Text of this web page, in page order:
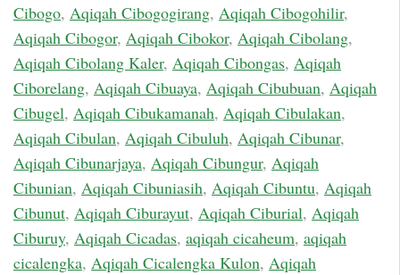
Cibogo, Aqiqah Cibogogirang, Aqiqah Cibogohilir,
Aqiqah Cibogor, Aqiqah Cibokor, Aqiqah Cibolang,
Aqiqah Cibolang Kaler, Aqiqah Cibongas, Aqiqah
Ciborelang, Aqiqah Cibuaya, Aqiqah Cibubuan, Aqiqah
Cibugel, Aqiqah Cibukamanah, Aqiqah Cibulakan,
Aqiqah Cibulan, Aqiqah Cibuluh, Aqiqah Cibunar,
Aqiqah Cibunarjaya, Aqiqah Cibungur, Aqiqah
Cibunian, Aqiqah Cibuniasih, Aqiqah Cibuntu, Aqiqah
Cibunut, Aqiqah Ciburayut, Aqiqah Ciburial, Aqiqah
Ciburuy, Aqiqah Cicadas, aqiqah cicaheum, aqiqah
cicalengka, Aqiqah Cicalengka Kulon, Aqiqah